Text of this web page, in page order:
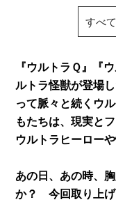
すべ
『ウルトラＱ』『
ルトラ怪獣が登場
って脈々と続くウ
もたちは、現実と
ウルトラヒーロー
あの日、あの時、
か？ 今回取り上げ